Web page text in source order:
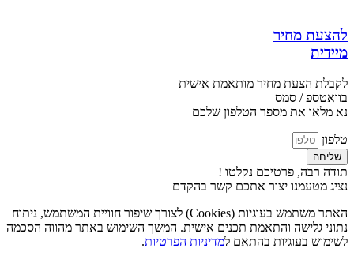
להצעת מחיר
מיידית
לקבלת הצעת מחיר מותאמת אישית
בוואטספ / סמס
נא מלאו את מספר הטלפון שלכם
טלפון
שליחה
תודה רבה, פרטיכם נקלטו !
נציג מטעמנו יצור אתכם קשר בהקדם
האתר משתמש בעוגיות (Cookies) לצורך שיפור חוויית המשתמש, ניתוח
נתוני גלישה והתאמת תכנים אישית. המשך השימוש באתר מהווה הסכמה
לשימוש בעוגיות בהתאם למדיניות הפרטיות.